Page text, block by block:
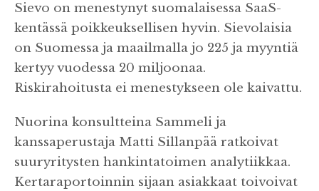
Sievo on menestynyt suomalaisessa SaaS-
kentässä poikkeuksellisen hyvin. Sievolaisia
on Suomessa ja maailmalla jo 225 ja myyntiä
kertyy vuodessa 20 miljoonaa.
Riskirahoitusta ei menestykseen ole kaivattu.
Nuorina konsultteina Sammeli ja
kanssaperustaja Matti Sillanpää ratkoivat
suuryritysten hankintatoimen analytiikkaa.
Kertaraportoinnin sijaan asiakkaat toivoivat